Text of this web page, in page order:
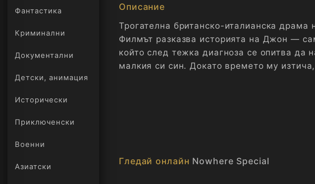
Фантастика
Криминални
Документални
Детски, анимация
Исторически
Приключенски
Военни
Азиатски
Описание
Трогателна британско-италианска драма
Филмът разказва историята на Джон —
който след тежка диагноза се опитва да
малкия си син. Докато времето му
Гледай онлайн Nowhere Special